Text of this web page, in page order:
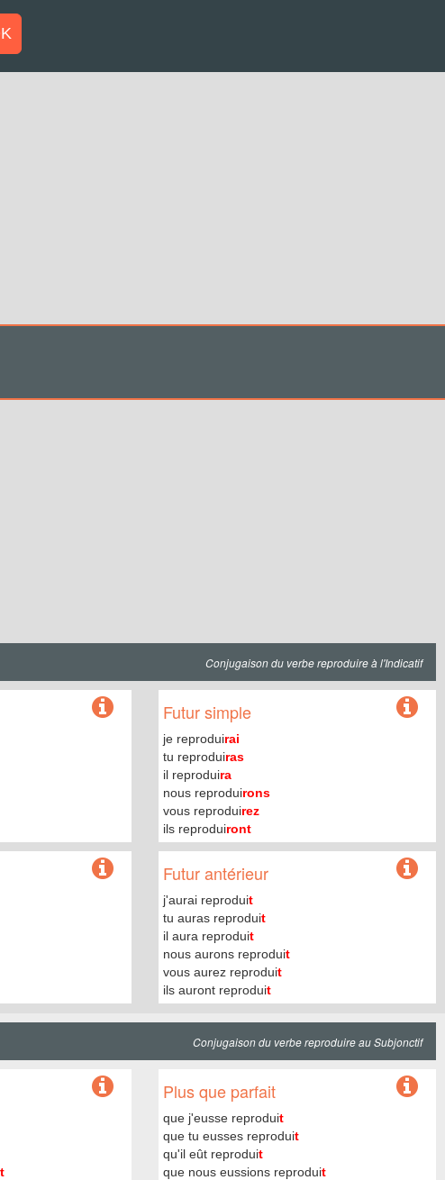
Conjugaison du verbe reproduire à l'Indicatif
Futur simple
je reproduirai
tu reproduiras
il reproduira
nous reproduirons
vous reproduirez
ils reproduiront
Futur antérieur
j'aurai reproduit
tu auras reproduit
il aura reproduit
nous aurons reproduit
vous aurez reproduit
ils auront reproduit
Conjugaison du verbe reproduire au Subjonctif
t
Plus que parfait
que j'eusse reproduit
que tu eusses reproduit
qu'il eût reproduit
que nous eussions reproduit